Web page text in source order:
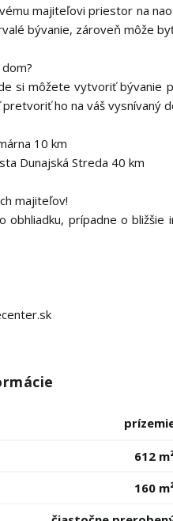
majiteľovi priestor na
bývanie, zároveň môže
si môžete vytvoriť bývanie
ho na váš vysnívaný
10 km
Dunajská Streda 40 km
majiteľov!
obhliadku, prípadne o
612
160